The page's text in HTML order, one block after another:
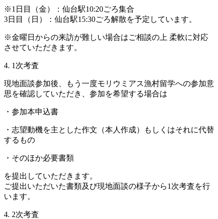
※1日目（金）：仙台駅10:20ごろ集合
3日目（日）：仙台駅15:30ごろ解散を予定しています。
※金曜日からの来訪が難しい場合はご相談の上 柔軟に対応
させていただきます。
4. 1次考査
現地面談参加後、もう一度モリウミアス漁村留学への参加意
思を確認していただき、参加を希望する場合は
・ 参加本申込書
・ 志望動機を主とした作文（本人作成）もしくはそれに代替
するもの
・ そのほか必要書類
を提出していただきます。
ご提出いただいた書類及び現地面談の様子から1次考査を行
います。
4. 2次考査